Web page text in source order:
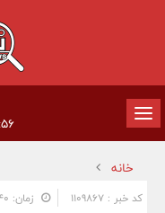
تغییر
وضعیت
ناوبری
خانه
کد خبر : 1109867 زمان: ۱۱:۵۱:۴۰ - تاریخ: ۱۴۰۳/۱۰/۱۳